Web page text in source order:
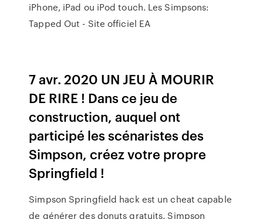
iPhone, iPad ou iPod touch. Les Simpsons:
Tapped Out - Site officiel EA
7 avr. 2020 UN JEU À MOURIR
DE RIRE ! Dans ce jeu de
construction, auquel ont
participé les scénaristes des
Simpson, créez votre propre
Springfield !
Simpson Springfield hack est un cheat capable
de générer des donuts gratuits. Simpson